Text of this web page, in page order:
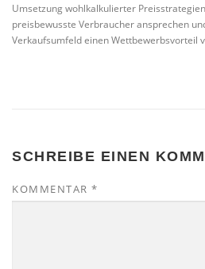
Umsetzung wohlkalkulierter
preisbewusste Verbraucher ansprechen
Verkaufsumfeld einen Wettbewerbsvorteil
SCHREIBE EINEN
KOMMENTAR *